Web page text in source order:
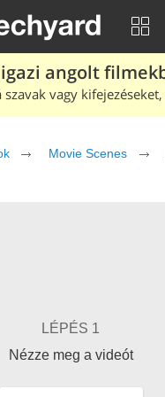
angolt
szavak vagy
Movie Scenes
LÉPÉS 1
Nézze meg a videót